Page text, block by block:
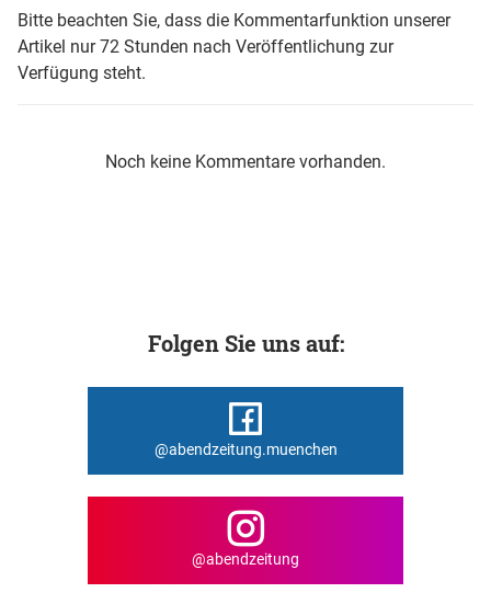
Bitte beachten Sie, dass die Kommentarfunktion unserer
Artikel nur 72 Stunden nach Veröffentlichung zur
Verfügung steht.
Noch keine Kommentare vorhanden.
Folgen Sie uns auf:
@abendzeitung.muenchen
@abendzeitung